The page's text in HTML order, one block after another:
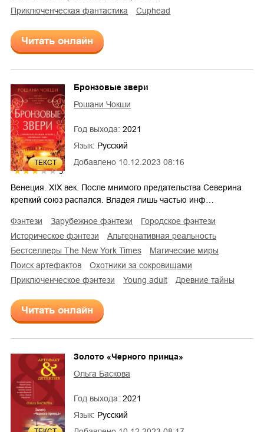
приключенческая фантастика
Cuphead
Читать онлайн
ТЕКСТ
3
Добавлено 10.12.2023 08:16
Бронзовые звери
Рошани Чокши
Год выхода: 2021
Язык: Русский
Венеция. XIX век. После мнимого предательства Северина
крепкий союз распался. Владея лишь частью инф…
фэнтези зарубежное фэнтези
городское фэнтези
историческое фэнтези
альтернативная реальность
бестселлеры The New York Times
магические миры
поиск артефактов
охотники за сокровищами
приключенческое фэнтези
young adult древние тайны
Читать онлайн
Золото «Черного принца»
Ольга Баскова
Год выхода: 2021
Язык: Русский